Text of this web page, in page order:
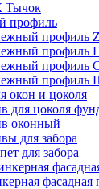
профиль
профиль
профиль
профиль
профиль
окон и цоколя
для цоколя
оконный
для забора
для забора
фасадная